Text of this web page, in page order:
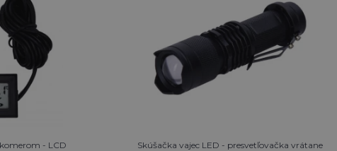
- LCD
Skúšačka vajec LED - presvetľovačka vrátane